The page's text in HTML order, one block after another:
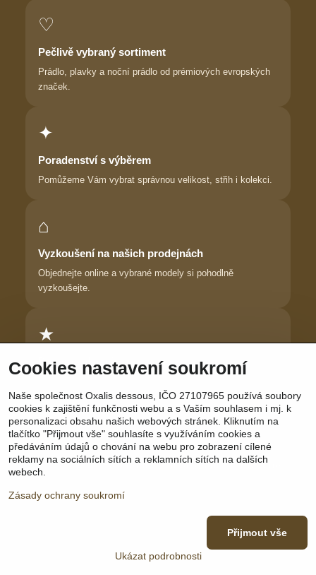
♡
Pečlivě vybraný sortiment
Prádlo, plavky a noční prádlo od prémiových evropských
značek.
✦
Poradenství s výběrem
Pomůžeme Vám vybrat správnou velikost, střih i kolekci.
⌂
Vyzkoušení na našich prodejnách
Objednejte online a vybrané modely si pohodlně
vyzkoušejte.
★
Důvěra zákaznic
cítí krásně.
Sledujte nás: Facebook | Instagram | YouTube
Vytvořeno systémem:ByznysWeb.cz
Cookies nastavení soukromí
Naše společnost Oxalis dessous, IČO 27107965 používá soubory
cookies k zajištění funkčnosti webu a s Vaším souhlasem i mj. k
personalizaci obsahu našich webových stránek. Kliknutím na
tlačítko "Přijmout vše" souhlasíte s využíváním cookies a
předáváním údajů o chování na webu pro zobrazení cílené
reklamy na sociálních sítích a reklamních sítích na dalších
webech.
Zásady ochrany soukromí
Ukázat podrobnosti
Přijmout vše